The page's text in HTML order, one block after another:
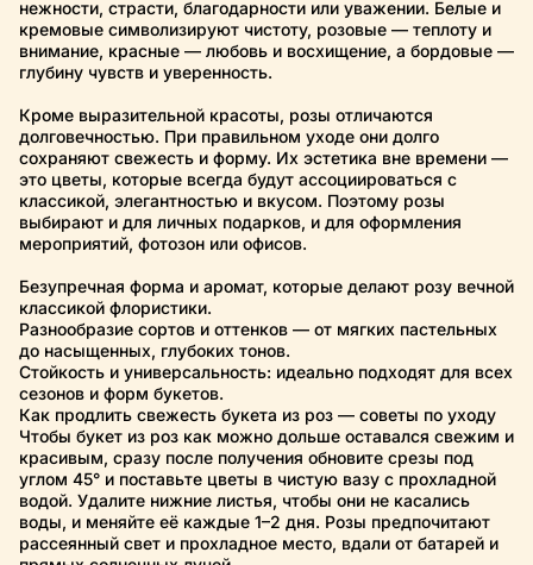
нежности, страсти, благодарности или уважении. Белые и
кремовые символизируют чистоту, розовые — теплоту и
внимание, красные — любовь и восхищение, а бордовые —
глубину чувств и уверенность.
Кроме выразительной красоты, розы отличаются
долговечностью. При правильном уходе они долго
сохраняют свежесть и форму. Их эстетика вне времени —
это цветы, которые всегда будут ассоциироваться с
классикой, элегантностью и вкусом. Поэтому розы
выбирают и для личных подарков, и для оформления
мероприятий, фотозон или офисов.
Безупречная форма и аромат, которые делают розу вечной
классикой флористики.
Разнообразие сортов и оттенков — от мягких пастельных
до насыщенных, глубоких тонов.
Стойкость и универсальность: идеально подходят для всех
сезонов и форм букетов.
Как продлить свежесть букета из роз — советы по уходу
Чтобы букет из роз как можно дольше оставался свежим и
красивым, сразу после получения обновите срезы под
углом 45° и поставьте цветы в чистую вазу с прохладной
водой. Удалите нижние листья, чтобы они не касались
воды, и меняйте её каждые 1–2 дня. Розы предпочитают
рассеянный свет и прохладное место, вдали от батарей и